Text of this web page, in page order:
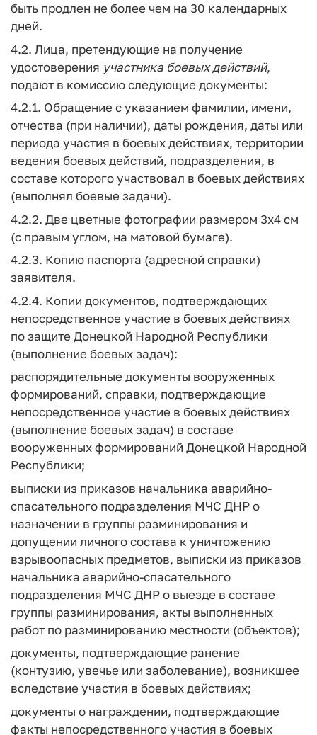
быть продлен не более чем на 30 календарных
дней.
4.2. Лица, претендующие на получение
удостоверения участника боевыхдействий,
подают в комиссию следующие документы:
4.2.1. Обращение с указанием фамилии, имени,
отчества (при наличии), даты рождения, даты или
периода участия в боевых действиях, территории
ведения боевых действий, подразделения, в
составе которого участвовал в боевых действиях
(выполнял боевые задачи).
4.2.2. Две цветные фотографии размером 3х4 см
(с правым углом, на матовой бумаге).
4.2.3. Копию паспорта (адресной справки)
заявителя.
4.2.4. Копии документов, подтверждающих
непосредственное участие в боевых действиях
по защите Донецкой Народной Республики
(выполнение боевых задач):
распорядительные документы вооруженных
формирований, справки, подтверждающие
непосредственное участие в боевых действиях
(выполнение боевых задач) в составе
вооруженных формирований Донецкой Народной
Республики;
выписки из приказов начальника аварийно-
спасательного подразделения МЧС ДНР о
назначении в группы разминирования и
допущении личного состава к уничтожению
взрывоопасных предметов, выписки из приказов
начальника аварийно-спасательного
подразделения МЧС ДНР о выезде в составе
группы разминирования, акты выполненных
работ по разминированию местности (объектов);
документы, подтверждающие ранение
(контузию, увечье или заболевание), возникшее
вследствие участия в боевых действиях;
документы о награждении, подтверждающие
факты непосредственного участия в боевых